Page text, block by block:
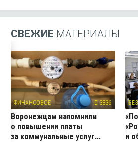
СВЕЖИЕ МАТЕРИАЛЫ
ФИНАНСОВОЕ 3836
Воронежцам напомнили
о повышении платы
за коммунальные услуг...
и